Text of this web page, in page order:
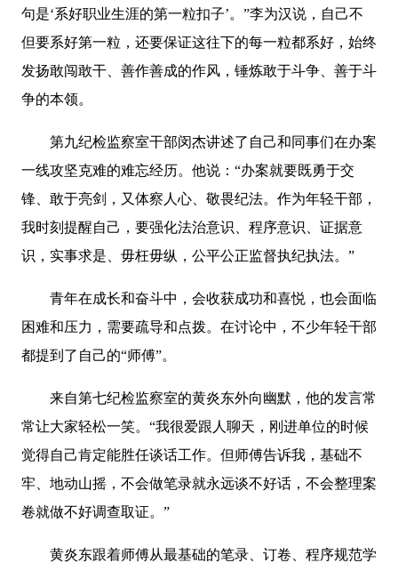
句是‘系好职业生涯的第一粒扣子’。”李为汉说，自己不
但要系好第一粒，还要保证这往下的每一粒都系好，始终
发扬敢闯敢干、善作善成的作风，锤炼敢于斗争、善于斗
争的本领。
第九纪检监察室干部闵杰讲述了自己和同事们在办案
一线攻坚克难的难忘经历。他说：“办案就要既勇于交
锋、敢于亮剑，又体察人心、敬畏纪法。作为年轻干部，
我时刻提醒自己，要强化法治意识、程序意识、证据意
识，实事求是、毋枉毋纵，公平公正监督执纪执法。”
青年在成长和奋斗中，会收获成功和喜悦，也会面临
困难和压力，需要疏导和点拨。在讨论中，不少年轻干部
都提到了自己的“师傅”。
来自第七纪检监察室的黄炎东外向幽默，他的发言常
常让大家轻松一笑。“我很爱跟人聊天，刚进单位的时候
觉得自己肯定能胜任谈话工作。但师傅告诉我，基础不
牢、地动山摇，不会做笔录就永远谈不好话，不会整理案
卷就做不好调查取证。”
黄炎东跟着师傅从最基础的笔录、订卷、程序规范学